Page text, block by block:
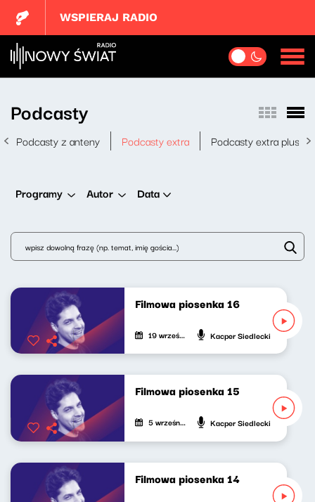
WSPIERAJ RADIO
Podcasty
Podcasty z anteny Podcasty extra Podcasty extra plus
Programy Autor Data
Filmowa piosenka 16
19 września 2022 Kacper Siedlecki
Filmowa piosenka 15
5 września 2022 Kacper Siedlecki
Filmowa piosenka 14